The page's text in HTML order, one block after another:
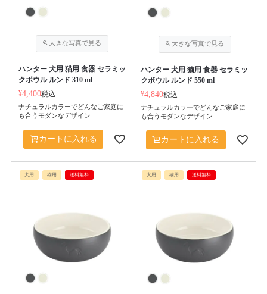
ハンター 犬用 猫用 食器 セラミッ
クボウル ルンド 310 ml
¥4,400税込
ナチュラルカラーでどんなご家庭に
も合うモダンなデザイン
カートに入れる
ハンター 犬用 猫用 食器 セラミッ
クボウル ルンド 550 ml
¥4,840税込
ナチュラルカラーでどんなご家庭に
も合うモダンなデザイン
カートに入れる
犬用 猫用 送料無料 犬用 猫用 送料無料